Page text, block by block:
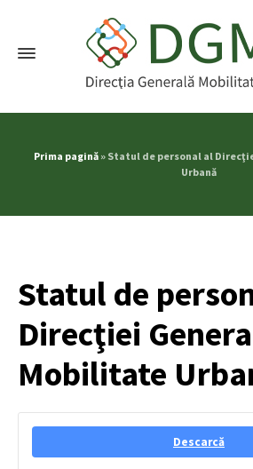
Prima pagină » Statul de personal al
Urbană
Statul de
Direcţiei
Mobilitate
Descarcă